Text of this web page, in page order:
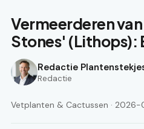
Vermeerderen
Stones' (Lithops):
Redactie
Redactie
Vetplanten & Cactussen · 2026-